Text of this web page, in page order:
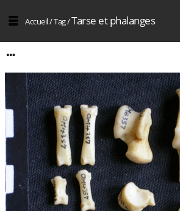
Accueil/Tag/Tarse et phalanges